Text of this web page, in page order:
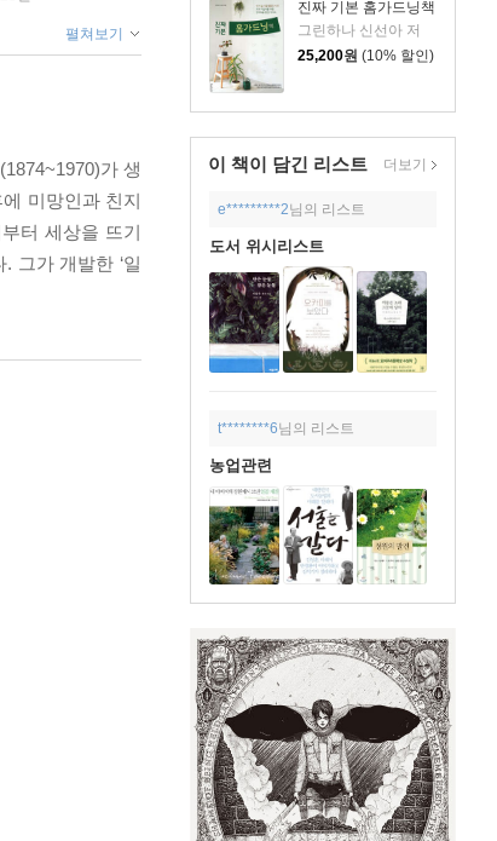
진짜 기본 홈가드닝책
그린하나 신선아 저
25,200원 (10% 할인)
이 책이 담긴 리스트 더보기
e*********2님의 리스트
도서 위시리스트
t********6님의 리스트
농업관련
펼쳐보기
가 생
미망인과 친지
터 세상을 뜨기
그가 개발한 ‘일